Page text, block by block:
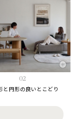
02
と円形の良いとこどり